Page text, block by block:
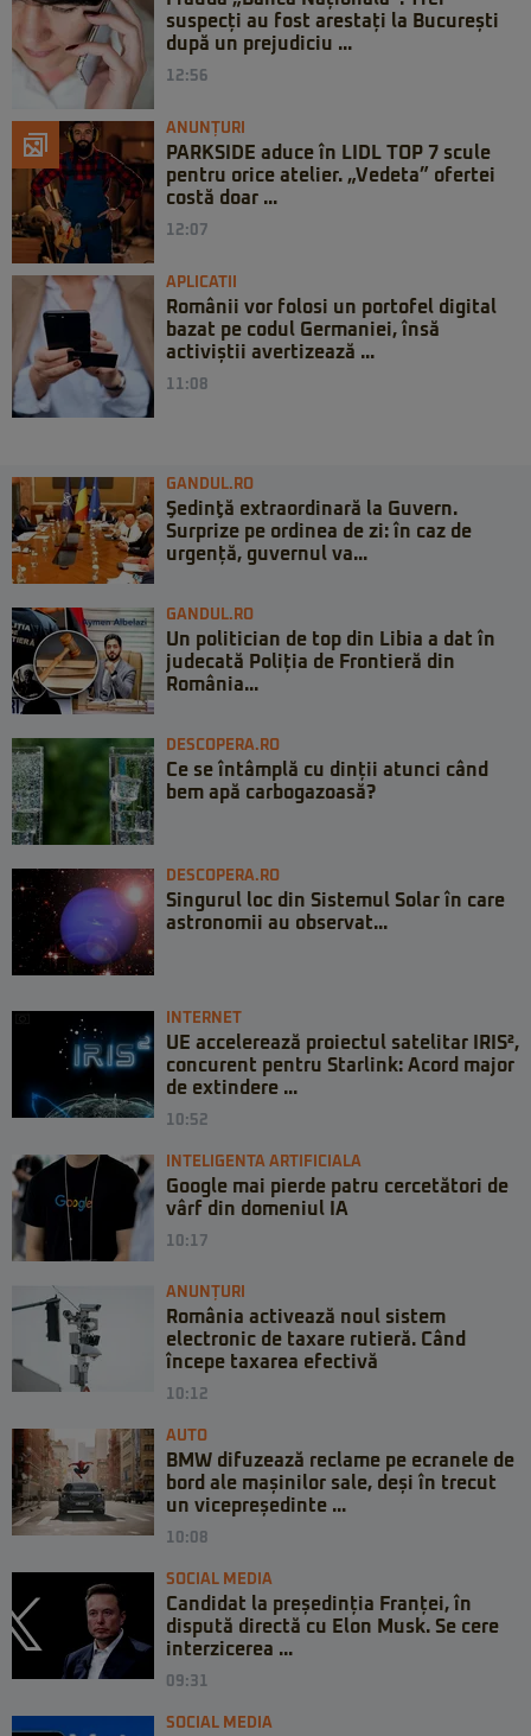
suspecți au fost arestați la București
după un prejudiciu ...
12:56
ANUNȚURI
PARKSIDE aduce în LIDL TOP 7 scule
pentru orice atelier. „Vedeta” ofertei
costă doar ...
12:07
APLICATII
Românii vor folosi un portofel digital
bazat pe codul Germaniei, însă
activiștii avertizează ...
11:08
GANDUL.RO
Şedinţă extraordinară la Guvern.
Surprize pe ordinea de zi: în caz de
urgență, guvernul va...
GANDUL.RO
Un politician de top din Libia a dat în
judecată Poliția de Frontieră din
România...
DESCOPERA.RO
Ce se întâmplă cu dinții atunci când
bem apă carbogazoasă?
DESCOPERA.RO
Singurul loc din Sistemul Solar în care
astronomii au observat...
INTERNET
UE accelerează proiectul satelitar IRIS²,
concurent pentru Starlink: Acord major
de extindere ...
10:52
INTELIGENTA ARTIFICIALA
Google mai pierde patru cercetători de
vârf din domeniul IA
10:17
ANUNȚURI
România activează noul sistem
electronic de taxare rutieră. Când
începe taxarea efectivă
10:12
AUTO
BMW difuzează reclame pe ecranele de
bord ale mașinilor sale, deși în trecut
un vicepreședinte ...
10:08
SOCIAL MEDIA
Candidat la președinția Franței, în
dispută directă cu Elon Musk. Se cere
interzicerea ...
09:31
SOCIAL MEDIA